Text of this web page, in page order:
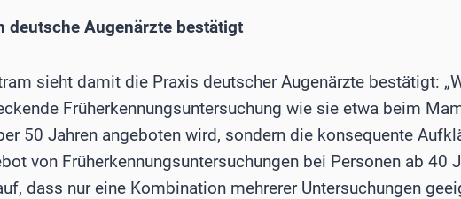
deutsche Augenärzte bestätigt
sieht damit die Praxis deutscher Augenärzte bestätigt:
Früherkennungsuntersuchung wie sie etwa beim
50 Jahren angeboten wird, sondern die konsequente
von Früherkennungsuntersuchungen bei Personen ab 40
dass nur eine Kombination mehrerer Untersuchungen